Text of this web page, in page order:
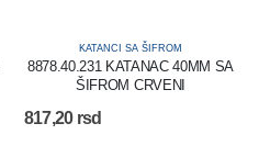
KATANCI SA ŠIFROM
8878.40.231 KATANAC 40MM SA
ŠIFROM CRVENI
817,20 rsd